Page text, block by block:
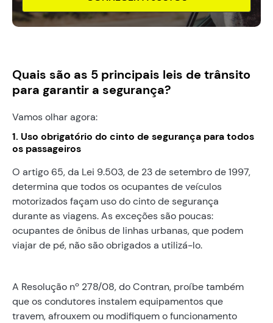
Quais são as 5 principais leis de trânsito
para garantir a segurança?
Vamos olhar agora:
1. Uso obrigatório do cinto de segurança para todos
os passageiros
O artigo 65, da Lei 9.503, de 23 de setembro de 1997,
determina que todos os ocupantes de veículos
motorizados façam uso do cinto de segurança
durante as viagens. As exceções são poucas:
ocupantes de ônibus de linhas urbanas, que podem
viajar de pé, não são obrigados a utilizá-lo.
A Resolução nº 278/08, do Contran, proíbe também
que os condutores instalem equipamentos que
travem, afrouxem ou modifiquem o funcionamento